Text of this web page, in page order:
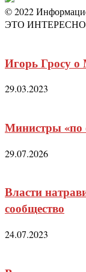
© 2022
ЭТО ИНТЕРЕСНО
Игорь Гросу
29.03.2023
Министры «по
29.07.2026
Власти
сообщество
24.07.2023